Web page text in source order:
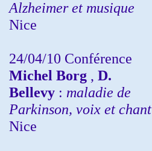
Alzheimer et musique
Nice
24/04/10 Conférence
Michel Borg , D.
Bellevy : maladie de
Parkinson, voix et chant
Nice